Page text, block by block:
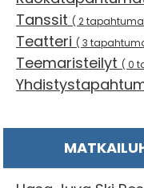
Tanssit ( 2
Teatteri ( 3
Teemaristeilyt ( 0